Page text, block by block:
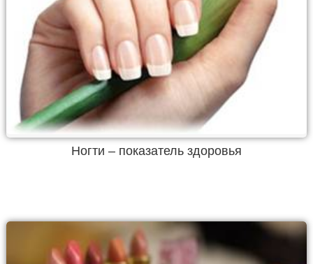
Ногти – показатель здоровья